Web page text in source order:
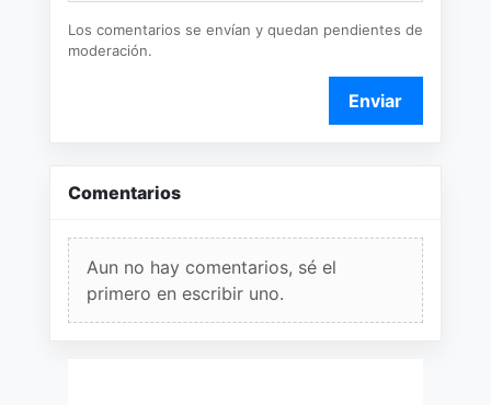
Los comentarios se envían y quedan pendientes de
moderación.
Enviar
Comentarios
Aun no hay comentarios, sé el
primero en escribir uno.